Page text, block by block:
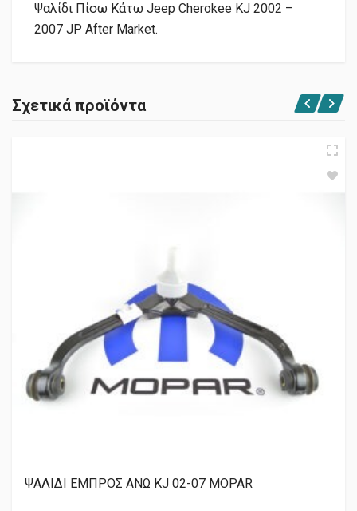
Ψαλίδι Πίσω Κάτω Jeep Cherokee KJ 2002 –
2007 JP After Market.
Σχετικά προϊόντα
ΨΑΛΙΔΙ ΕΜΠΡΟΣ ΑΝΩ KJ 02-07 MOPAR